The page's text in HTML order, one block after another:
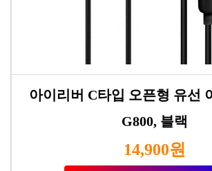
아이리버 C타입 오픈형 유선
G800, 블랙
14,900원